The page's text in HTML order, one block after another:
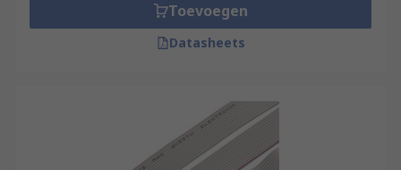
Toevoegen
Datasheets